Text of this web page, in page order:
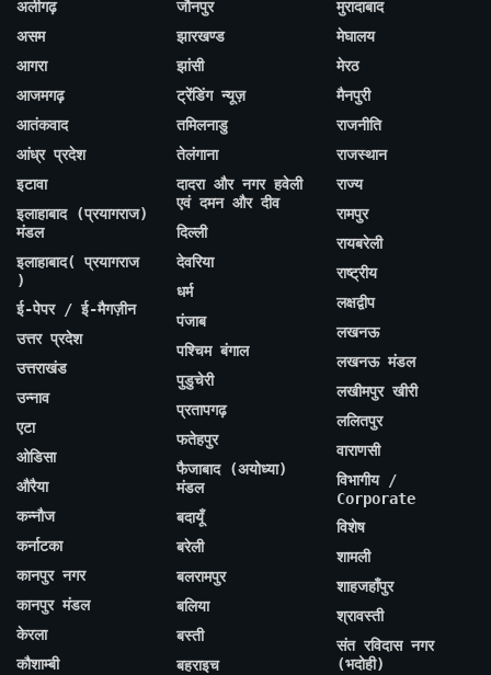
अलीगढ़
असम
आगरा
आजमगढ़
आतंकवाद
आंध्र प्रदेश
इटावा
इलाहाबाद (प्रयागराज)
मंडल
इलाहाबाद( प्रयागराज
)
ई-पेपर / ई-मैगज़ीन
उत्तर प्रदेश
उत्तराखंड
उन्नाव
एटा
ओडिसा
औरैया
कन्नौज
कर्नाटका
कानपुर नगर
कानपुर मंडल
केरला
कौशाम्बी
जौनपुर
झारखण्ड
झांसी
ट्रेंडिंग न्यूज़
तमिलनाडु
तेलंगाना
दादरा और नगर हवेली
एवं दमन और दीव
दिल्ली
देवरिया
धर्म
पंजाब
पश्चिम बंगाल
पुडुचेरी
प्रतापगढ़
फतेहपुर
फैजाबाद (अयोध्या)
मंडल
बदायूँ
बरेली
बलरामपुर
बलिया
बस्ती
बहराइच
मुरादाबाद
मेघालय
मेरठ
मैनपुरी
राजनीति
राजस्थान
राज्य
रामपुर
रायबरेली
राष्ट्रीय
लक्षद्वीप
लखनऊ
लखनऊ मंडल
लखीमपुर खीरी
ललितपुर
वाराणसी
विभागीय /
Corporate
विशेष
शामली
शाहजहाँपुर
श्रावस्ती
संत रविदास नगर
(भदोही)